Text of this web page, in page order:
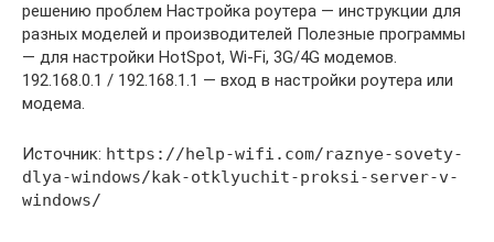
решению проблем Настройка роутера — инструкции для
разных моделей и производителей Полезные программы
— для настройки HotSpot, Wi-Fi, 3G/4G модемов.
192.168.0.1 / 192.168.1.1 — вход в настройки роутера или
модема.
Источник: https://help-wifi.com/raznye-sovety-
dlya-windows/kak-otklyuchit-proksi-server-v-
windows/